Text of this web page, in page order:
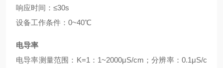
响应时间：≤30s
设备工作条件：0~40℃
电导率
电导率测量范围：K=1：1~2000μS/cm；分辨率：0.1μS/c